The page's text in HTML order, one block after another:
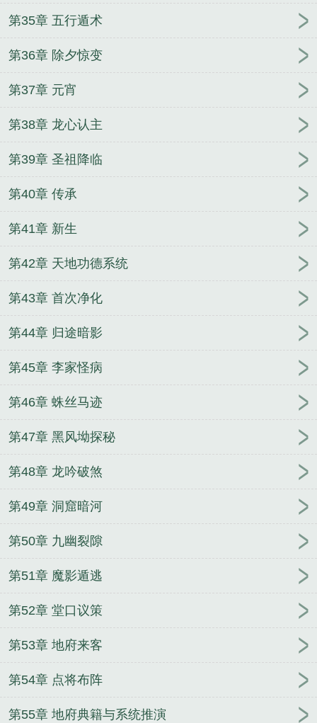
第35章 五行遁术
第36章 除夕惊变
第37章 元宵
第38章 龙心认主
第39章 圣祖降临
第40章 传承
第41章 新生
第42章 天地功德系统
第43章 首次净化
第44章 归途暗影
第45章 李家怪病
第46章 蛛丝马迹
第47章 黑风坳探秘
第48章 龙吟破煞
第49章 洞窟暗河
第50章 九幽裂隙
第51章 魔影遁逃
第52章 堂口议策
第53章 地府来客
第54章 点将布阵
第55章 地府典籍与系统推演